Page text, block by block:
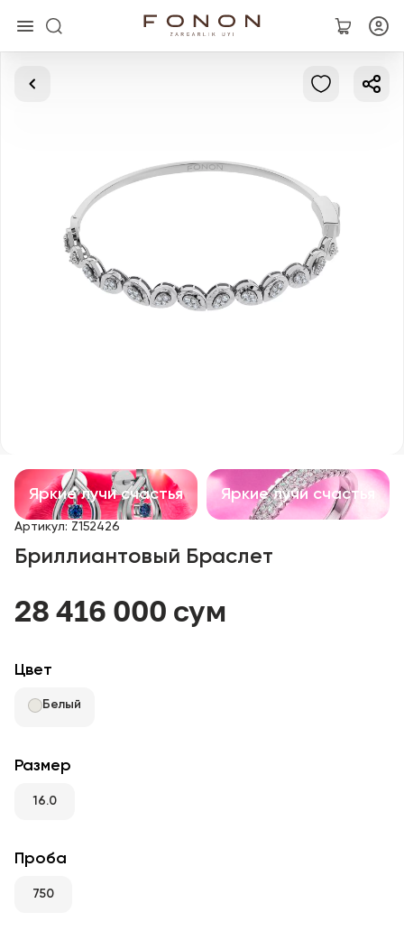
Главная
Серьги
Браслеты
Аксессуары
Все
О нас
Избранное
Яркие лучи счастья Яркие лучи счастья
Артикул: Z152426
Бриллиантовый Браслет
28 416 000 сум
Цвет
Белый
Размер
16.0
Проба
750